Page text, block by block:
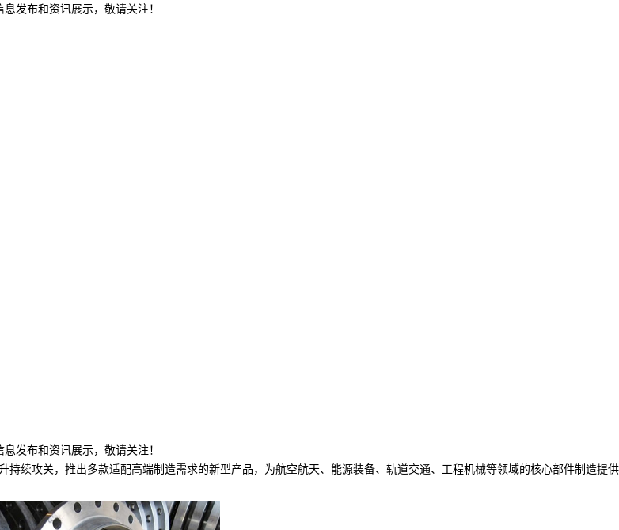
发布和资讯展示，敬请关注！
发布和资讯展示，敬请关注！
续攻关，推出多款适配高端制造需求的新型产品，为航空航天、能源装备、轨道交通、工程机械等领域的核心部件制造提供